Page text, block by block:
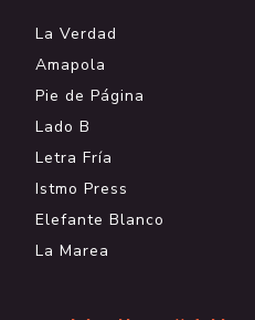
La Verdad
Amapola
Pie de Página
Lado B
Letra Fría
Istmo Press
Elefante Blanco
La Marea